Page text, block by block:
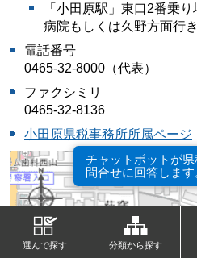
「小田原駅」東口2番乗
病院もしくは久野方面行
電話番号
0465-32-8000（代表）
ファクシミリ
0465-32-8136
小田原県税事務所所属ページ
選んで探す 分類から探す
チャットボットが
問合せに回答します